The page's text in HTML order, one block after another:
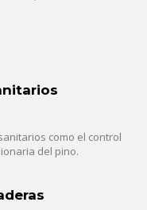
como el control
del pino.